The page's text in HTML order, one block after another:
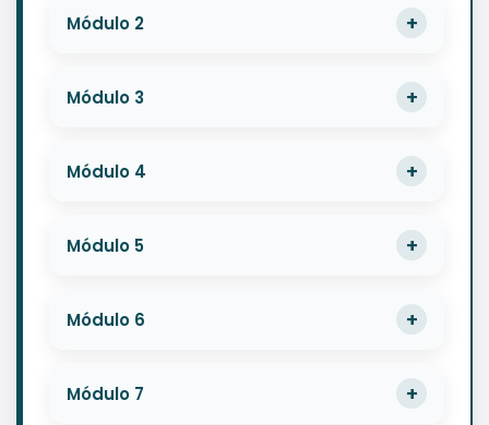
Módulo 2
Módulo 3
Módulo 4
Módulo 5
Módulo 6
Módulo 7